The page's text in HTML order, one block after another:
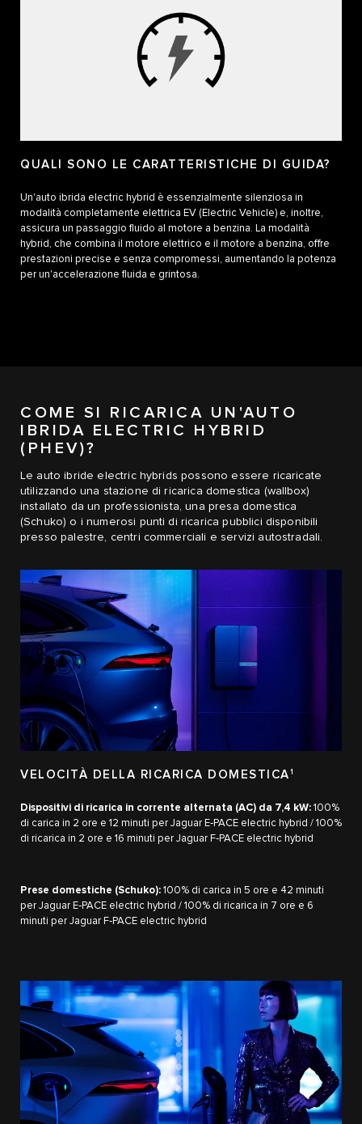
QUALI SONO LE CARATTERISTICHE DI GUIDA?
Un'auto ibrida electric hybrid è essenzialmente silenziosa in
modalità completamente elettrica EV (Electric Vehicle) e, inoltre,
assicura un passaggio fluido al motore a benzina. La modalità
hybrid, che combina il motore elettrico e il motore a benzina, offre
prestazioni precise e senza compromessi, aumentando la potenza
per un'accelerazione fluida e grintosa.
COME SI RICARICA UN'AUTO
IBRIDA ELECTRIC HYBRID
(PHEV)?
Le auto ibride electric hybrids possono essere ricaricate
utilizzando una stazione di ricarica domestica (wallbox)
installato da un professionista, una presa domestica
(Schuko) o i numerosi punti di ricarica pubblici disponibili
presso palestre, centri commerciali e servizi autostradali.
VELOCITÀ DELLA RICARICA DOMESTICA 1
Dispositivi di ricarica in corrente alternata (AC) da 7,4 kW: 100%
di carica in 2 ore e 12 minuti per Jaguar E‑PACE electric hybrid / 100%
di ricarica in 2 ore e 16 minuti per Jaguar F‑PACE electric hybrid
Prese domestiche (Schuko): 100% di carica in 5 ore e 42 minuti
per Jaguar E‑PACE electric hybrid / 100% di ricarica in 7 ore e 6
minuti per Jaguar F‑PACE electric hybrid